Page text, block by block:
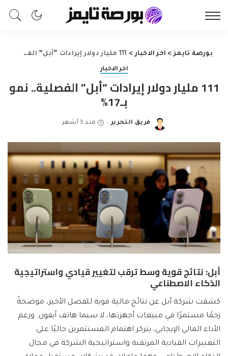
بورصة تايمز> اخر الاخبار> 111 مليار دولار إيرادات “أبل” الفصلية.. نمو بـ17%
اخر الاخبار
111 مليار دولار إيرادات “أبل” الفصلية.. نمو
بـ17%
Posted
فريق التحرير منذ 3 أشهر
أبل: نتائج قوية وسط ترقب لتغيير قيادي واستراتيجية
الذكاء الاصطناعي
كشفت شركة أبل عن نتائج مالية قوية للفصل الأخير، موضحةً
زخمًا مستمرًا في مبيعات أجهزتها، لا سيما هاتف آيفون. ورغم
الأداء المالي الإيجابي، يتركز اهتمام المستثمرين حاليًا على
التغييرات القيادية المرتقبة واستراتيجية الشركة في مجال